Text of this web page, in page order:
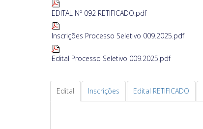
EDITAL Nº 092 RETIFICADO.pdf
Inscrições Processo Seletivo 009.2025.pdf
Edital Processo Seletivo 009.2025.pdf
Edital Inscrições Edital RETIFICADO